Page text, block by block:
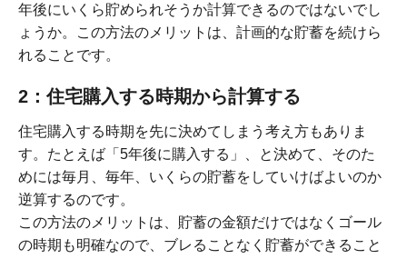
年後にいくら貯められそうか計算できるのではないでし
ょうか。この方法のメリットは、計画的な貯蓄を続けら
れることです。
2：住宅購入する時期から計算する
住宅購入する時期を先に決めてしまう考え方もありま
す。たとえば「5年後に購入する」、と決めて、そのた
めには毎月、毎年、いくらの貯蓄をしていけばよいのか
逆算するのです。
この方法のメリットは、貯蓄の金額だけではなくゴール
の時期も明確なので、ブレることなく貯蓄ができること